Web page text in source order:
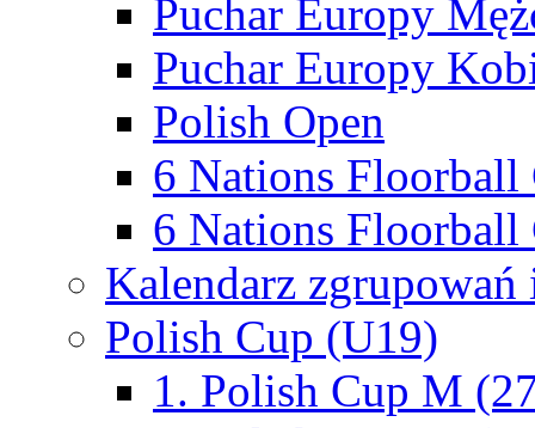
Puchar Europy
Puchar Europy
Polish Open
6 Nations Floorball
6 Nations Floorball
Kalendarz
Polish Cup (U19)
1. Polish Cup M